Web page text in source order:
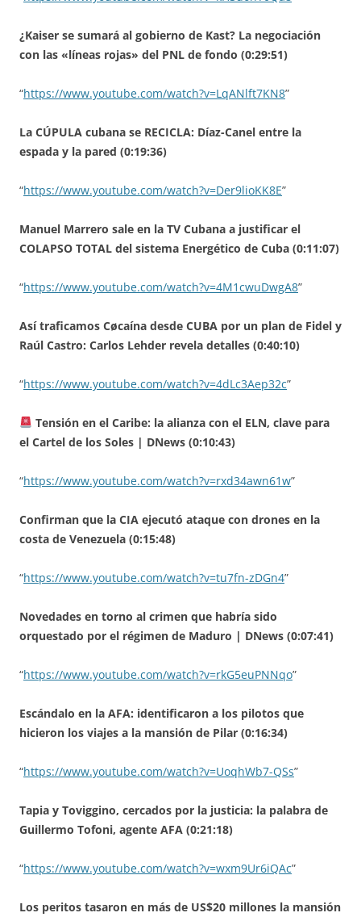
¿Kaiser se sumará al gobierno de Kast? La negociación
con las «líneas rojas» del PNL de fondo (0:29:51)
“https://www.youtube.com/watch?v=LqANlft7KN8”
La CÚPULA cubana se RECICLA: Díaz-Canel entre la
espada y la pared (0:19:36)
“https://www.youtube.com/watch?v=Der9lioKK8E”
Manuel Marrero sale en la TV Cubana a justificar el
COLAPSO TOTAL del sistema Energético de Cuba (0:11:07)
“https://www.youtube.com/watch?v=4M1cwuDwgA8”
Así traficamos Cøcaína desde CUBA por un plan de Fidel y
Raúl Castro: Carlos Lehder revela detalles (0:40:10)
“https://www.youtube.com/watch?v=4dLc3Aep32c”
Tensión en el Caribe: la alianza con el ELN, clave para
el Cartel de los Soles | DNews (0:10:43)
“https://www.youtube.com/watch?v=rxd34awn61w”
Confirman que la CIA ejecutó ataque con drones en la
costa de Venezuela (0:15:48)
“https://www.youtube.com/watch?v=tu7fn-zDGn4”
Novedades en torno al crimen que habría sido
orquestado por el régimen de Maduro | DNews (0:07:41)
“https://www.youtube.com/watch?v=rkG5euPNNqo”
Escándalo en la AFA: identificaron a los pilotos que
hicieron los viajes a la mansión de Pilar (0:16:34)
“https://www.youtube.com/watch?v=UoqhWb7-QSs”
Tapia y Toviggino, cercados por la justicia: la palabra de
Guillermo Tofoni, agente AFA (0:21:18)
“https://www.youtube.com/watch?v=wxm9Ur6iQAc”
Los peritos tasaron en más de US$20 millones la mansión